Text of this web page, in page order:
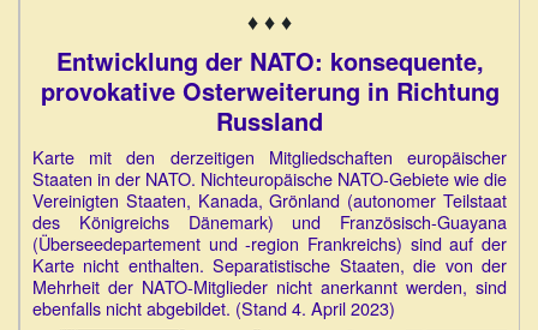
♦ ♦ ♦
Entwicklung der NATO: konsequente,
provokative Osterweiterung in Richtung
Russland
Karte mit den derzeitigen Mitgliedschaften europäischer
Staaten in der NATO. Nichteuropäische NATO-Gebiete wie die
Vereinigten Staaten, Kanada, Grönland (autonomer Teilstaat
des Königreichs Dänemark) und Französisch-Guayana
(Überseedepartement und -region Frankreichs) sind auf der
Karte nicht enthalten. Separatistische Staaten, die von der
Mehrheit der NATO-Mitglieder nicht anerkannt werden, sind
ebenfalls nicht abgebildet. (Stand 4. April 2023)